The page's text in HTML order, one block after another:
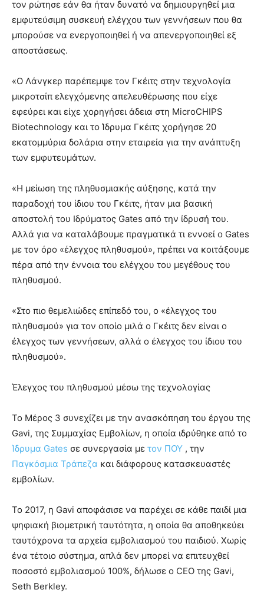
τον ρώτησε εάν θα ήταν δυνατό να δημιουργηθεί μια
εμφυτεύσιμη συσκευή ελέγχου των γεννήσεων που θα
μπορούσε να ενεργοποιηθεί ή να απενεργοποιηθεί εξ
αποστάσεως.
«Ο Λάνγκερ παρέπεμψε τον Γκέιτς στην τεχνολογία
μικροτσίπ ελεγχόμενης απελευθέρωσης που είχε
εφεύρει και είχε χορηγήσει άδεια στη MicroCHIPS
Biotechnology και το Ίδρυμα Γκέιτς χορήγησε 20
εκατομμύρια δολάρια στην εταιρεία για την ανάπτυξη
των εμφυτευμάτων.
«Η μείωση της πληθυσμιακής αύξησης, κατά την
παραδοχή του ίδιου του Γκέιτς, ήταν μια βασική
αποστολή του Ιδρύματος Gates από την ίδρυσή του.
Αλλά για να καταλάβουμε πραγματικά τι εννοεί ο Gates
με τον όρο «έλεγχος πληθυσμού», πρέπει να κοιτάξουμε
πέρα ​​από την έννοια του ελέγχου του μεγέθους του
πληθυσμού.
«Στο πιο θεμελιώδες επίπεδό του, ο «έλεγχος του
πληθυσμού» για τον οποίο μιλά ο Γκέιτς δεν είναι ο
έλεγχος των γεννήσεων, αλλά ο έλεγχος του ίδιου του
πληθυσμού».
Έλεγχος του πληθυσμού μέσω της τεχνολογίας
Το Μέρος 3 συνεχίζει με την ανασκόπηση του έργου της
Gavi, της Συμμαχίας Εμβολίων, η οποία ιδρύθηκε από το
Ίδρυμα Gates σε συνεργασία με τον ΠΟΥ , την
Παγκόσμια Τράπεζα και διάφορους κατασκευαστές
εμβολίων.
Το 2017, η Gavi αποφάσισε να παρέχει σε κάθε παιδί μια
ψηφιακή βιομετρική ταυτότητα, η οποία θα αποθηκεύει
ταυτόχρονα τα αρχεία εμβολιασμού του παιδιού. Χωρίς
ένα τέτοιο σύστημα, απλά δεν μπορεί να επιτευχθεί
ποσοστό εμβολιασμού 100%, δήλωσε ο CEO της Gavi,
Seth Berkley.